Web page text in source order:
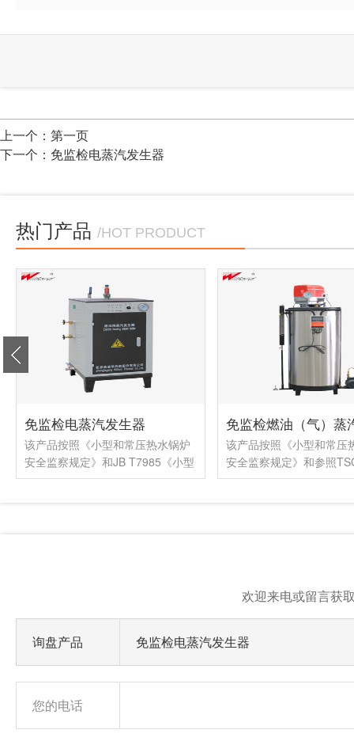
上一个： 第一页
下一个： 免监检电蒸汽发生器
热门产品 /HOT PRODUCT
该产品按照《小型和常压热水锅炉
安全监察规定》和参照TSG
G0001《锅炉安全技术监察规程》
立式设计的电热蒸汽锅炉
热元件完全浸没在水中并
热，电锅炉的效率非常高
欢迎来电或留言获
询盘产品 免监检电蒸汽发生器
您的电话